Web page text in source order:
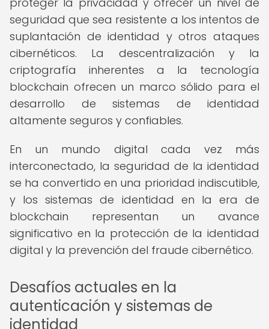
seguridad que sea resistente a los intentos de
suplantación de identidad y otros ataques
cibernéticos. La descentralización y la
criptografía inherentes a la tecnología
blockchain ofrecen un marco sólido para el
desarrollo de sistemas de identidad
altamente seguros y confiables.
En un mundo digital cada vez más
interconectado, la seguridad de la identidad
se ha convertido en una prioridad indiscutible,
y los sistemas de identidad en la era de
blockchain representan un avance
significativo en la protección de la identidad
digital y la prevención del fraude cibernético.
Desafíos actuales en la
autenticación y sistemas de
identidad